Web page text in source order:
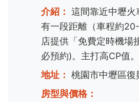
介紹： 這間靠近中壢
有一段距離（車程約
店提供「免費定時機場
必預約)。主打高CP值。
地址： 桃園市中壢區復
房型與價格：